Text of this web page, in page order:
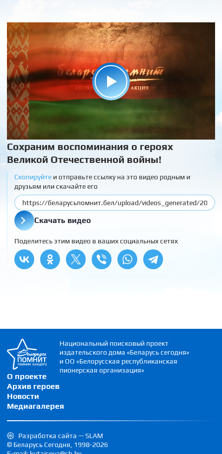
Сохраним воспоминания о героях
Великой Отечественной войны!
Скопируйтеи отправьте ссылку на это видео родным и
друзьям или скачайте его
Скачать видео
Поделитесь этим видео в ваших социальных сетях
О проекте
Архив героев
Новости
Медиагалерея
Национальный поисковый проект
издательского дома «Беларусь сегодня»
и ОО «Белорусская республиканская
пионерская организация»
Разработка сайта — SLAM
© Беларусь Сегодня, 1998-2026